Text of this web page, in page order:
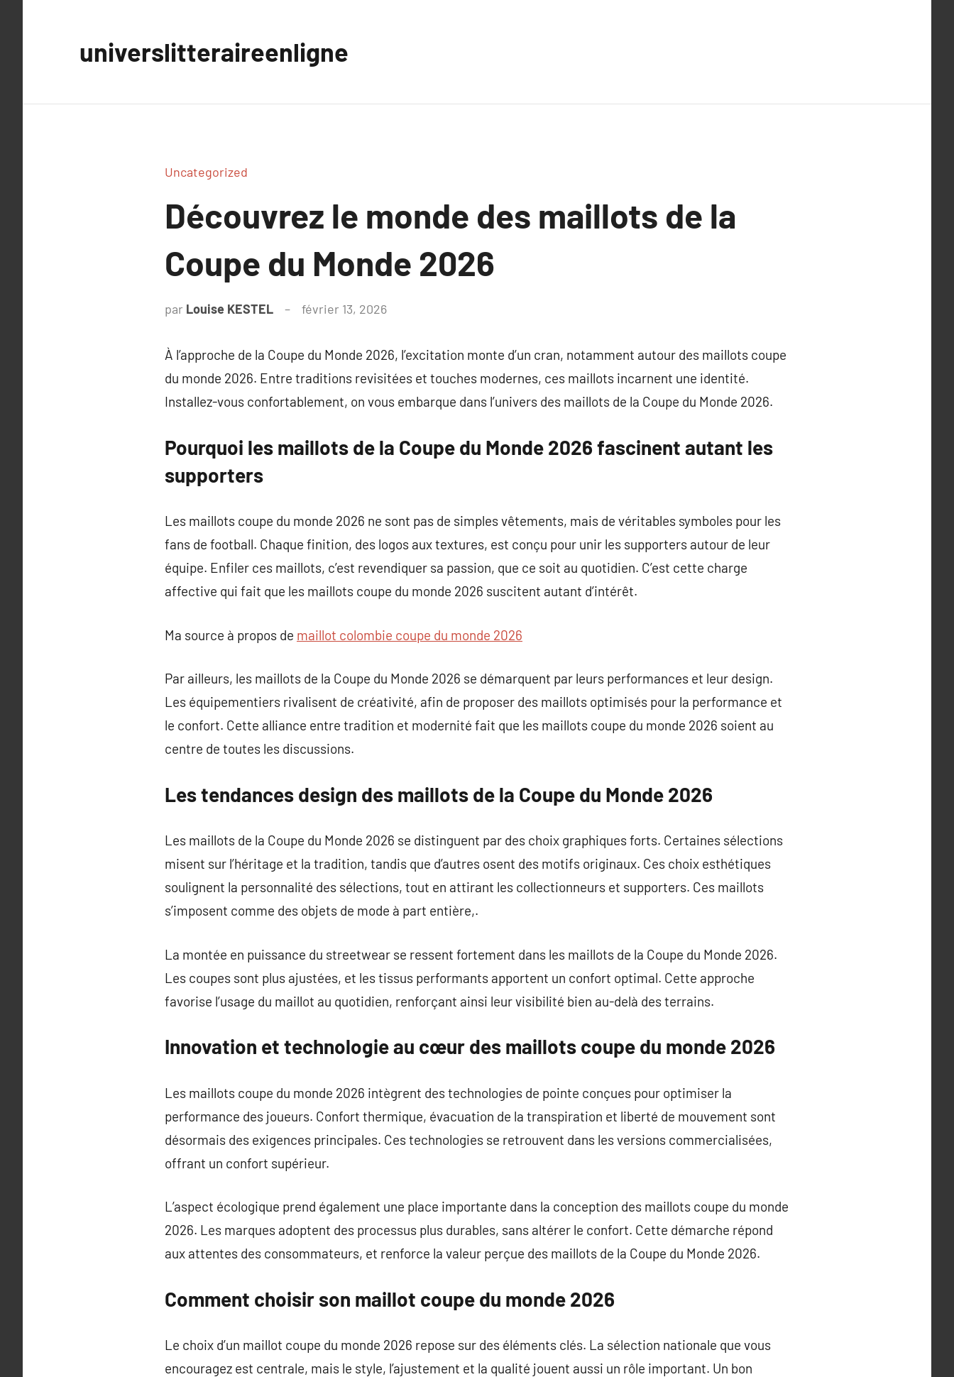
universlitteraireenligne
Uncategorized
Découvrez le monde des maillots de la
Coupe du Monde 2026
par Louise KESTEL février 13, 2026
À l’approche de la Coupe du Monde 2026, l’excitation monte d’un cran, notamment autour des maillots coupe
du monde 2026. Entre traditions revisitées et touches modernes, ces maillots incarnent une identité.
Installez-vous confortablement, on vous embarque dans l’univers des maillots de la Coupe du Monde 2026.
Pourquoi les maillots de la Coupe du Monde 2026 fascinent autant les
supporters
Les maillots coupe du monde 2026 ne sont pas de simples vêtements, mais de véritables symboles pour les
fans de football. Chaque finition, des logos aux textures, est conçu pour unir les supporters autour de leur
équipe. Enfiler ces maillots, c’est revendiquer sa passion, que ce soit au quotidien. C’est cette charge
affective qui fait que les maillots coupe du monde 2026 suscitent autant d’intérêt.
Ma source à propos de maillot colombie coupe du monde 2026
Par ailleurs, les maillots de la Coupe du Monde 2026 se démarquent par leurs performances et leur design.
Les équipementiers rivalisent de créativité, afin de proposer des maillots optimisés pour la performance et
le confort. Cette alliance entre tradition et modernité fait que les maillots coupe du monde 2026 soient au
centre de toutes les discussions.
Les tendances design des maillots de la Coupe du Monde 2026
Les maillots de la Coupe du Monde 2026 se distinguent par des choix graphiques forts. Certaines sélections
misent sur l’héritage et la tradition, tandis que d’autres osent des motifs originaux. Ces choix esthétiques
soulignent la personnalité des sélections, tout en attirant les collectionneurs et supporters. Ces maillots
s’imposent comme des objets de mode à part entière,.
La montée en puissance du streetwear se ressent fortement dans les maillots de la Coupe du Monde 2026.
Les coupes sont plus ajustées, et les tissus performants apportent un confort optimal. Cette approche
favorise l’usage du maillot au quotidien, renforçant ainsi leur visibilité bien au-delà des terrains.
Innovation et technologie au cœur des maillots coupe du monde 2026
Les maillots coupe du monde 2026 intègrent des technologies de pointe conçues pour optimiser la
performance des joueurs. Confort thermique, évacuation de la transpiration et liberté de mouvement sont
désormais des exigences principales. Ces technologies se retrouvent dans les versions commercialisées,
offrant un confort supérieur.
L’aspect écologique prend également une place importante dans la conception des maillots coupe du monde
2026. Les marques adoptent des processus plus durables, sans altérer le confort. Cette démarche répond
aux attentes des consommateurs, et renforce la valeur perçue des maillots de la Coupe du Monde 2026.
Comment choisir son maillot coupe du monde 2026
Le choix d’un maillot coupe du monde 2026 repose sur des éléments clés. La sélection nationale que vous
encouragez est centrale, mais le style, l’ajustement et la qualité jouent aussi un rôle important. Un bon